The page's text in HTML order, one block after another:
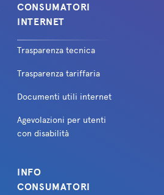
CONSUMATORI
INTERNET
Trasparenza tecnica
Trasparenza tariffaria
Documenti utili internet
Agevolazioni per utenti
con disabilità
INFO
CONSUMATORI